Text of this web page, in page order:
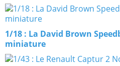
1/18 : La David Brown
miniature